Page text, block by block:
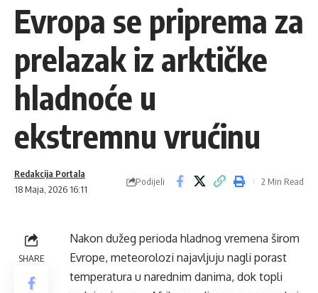
Evropa se priprema za
prelazak iz arktičke
hladnoće u
ekstremnu vrućinu
18 Maja, 2026 16:11
Redakcija Portala
Podijeli 2 Min Read
SHARE
Nakon dužeg perioda hladnog vremena širom
Evrope, meteorolozi najavljuju nagli porast
temperatura u narednim danima, dok topli